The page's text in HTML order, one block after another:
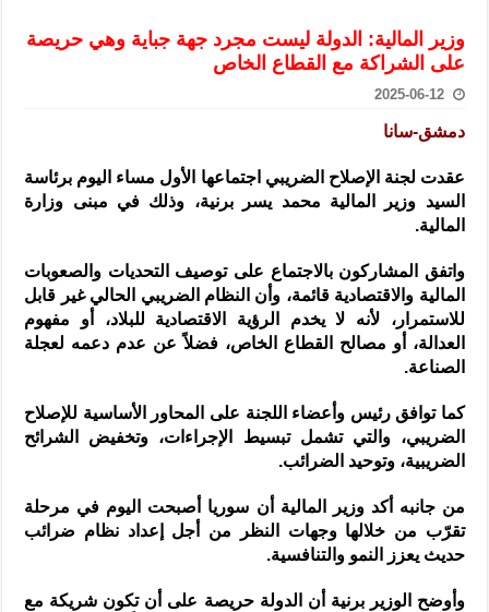
سوريا تبحث مع الإيسيسكو التعاون في البحث العلمي وحماية التراث
وزير المالية: الدولة ليست مجرد جهة جباية وهي حريصة
على الشراكة مع القطاع الخاص
2025-06-12
دمشق-سانا
عقدت لجنة الإصلاح الضريبي اجتماعها الأول مساء اليوم برئاسة
السيد وزير المالية محمد يسر برنية، وذلك في مبنى وزارة
المالية.
واتفق المشاركون بالاجتماع على توصيف التحديات والصعوبات
المالية والاقتصادية قائمة، وأن النظام الضريبي الحالي غير قابل
للاستمرار، لأنه لا يخدم الرؤية الاقتصادية للبلاد، أو مفهوم
العدالة، أو مصالح القطاع الخاص، فضلاً عن عدم دعمه لعجلة
الصناعة.
كما توافق رئيس وأعضاء اللجنة على المحاور الأساسية للإصلاح
الضريبي، والتي تشمل تبسيط الإجراءات، وتخفيض الشرائح
الضريبية، وتوحيد الضرائب.
من جانبه أكد وزير المالية أن سوريا أصبحت اليوم في مرحلة
تقرّب من خلالها وجهات النظر من أجل إعداد نظام ضرائب
حديث يعزز النمو والتنافسية.
وأوضح الوزير برنية أن الدولة حريصة على أن تكون شريكة مع